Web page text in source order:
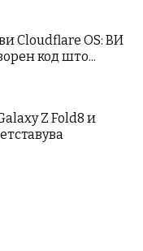
Cloudflare OS: ВИ
код што...
Z Fold8 и